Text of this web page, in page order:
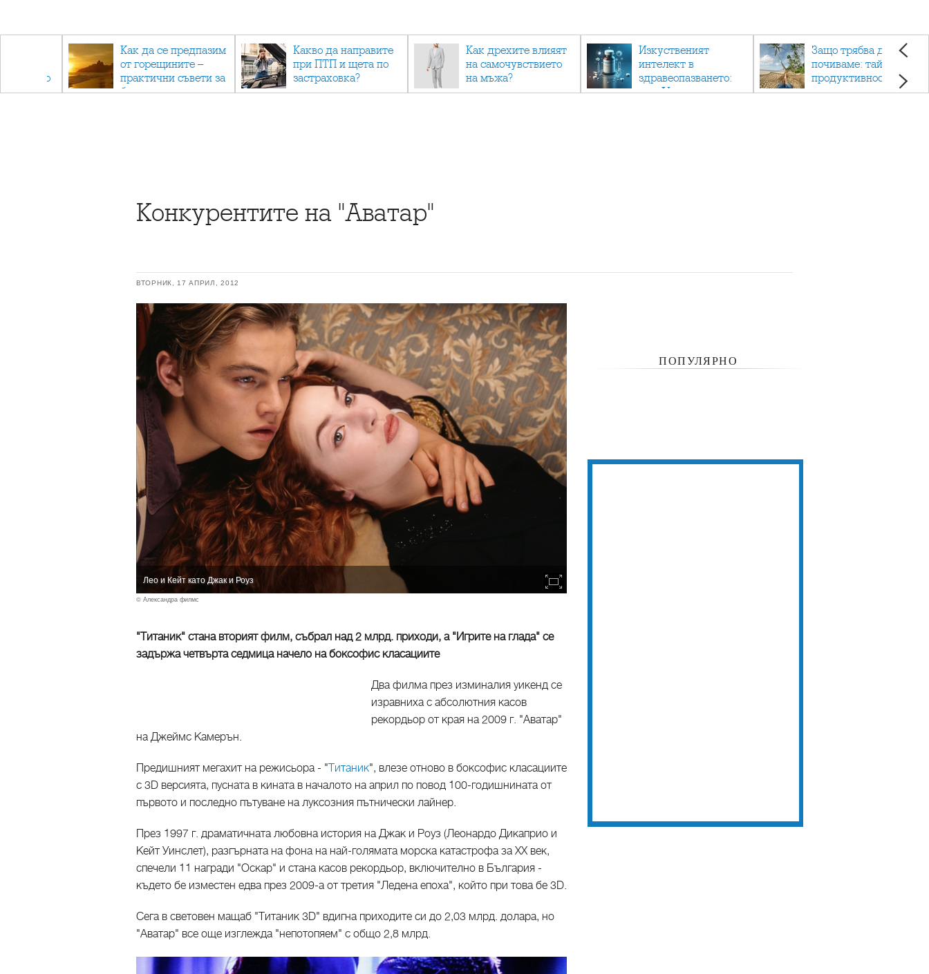
отново
Как да се предпазим
от горещините –
практични съвети за
безопасно лято
Какво да направите
при ПТП и щета по
застраховка?
Как дрехите влияят
на самочувствието
на мъжа?
Изкуственият
интелект в
здравеопазването:
как AI променя
Защо трябва да си
почиваме: тайната на
продуктивността,
здравето и добрия
Конкурентите на "Аватар"
ВТОРНИК, 17 АПРИЛ, 2012
Лео и Кейт като Джак и Роуз
© Александра филмс
"Титаник" стана вторият филм, събрал над 2 млрд. приходи, а "Игрите на глада" се
задържа четвърта седмица начело на боксофис класациите
Два филма през изминалия уикенд се
изравниха с абсолютния касов
рекордьор от края на 2009 г. "Аватар"
на Джеймс Камерън.
Предишният мегахит на режисьора - "Титаник", влезе отново в боксофис класациите
с 3D версията, пусната в кината в началото на април по повод 100-годишнината от
първото и последно пътуване на луксозния пътнически лайнер.
През 1997 г. драматичната любовна история на Джак и Роуз (Леонардо Дикаприо и
Кейт Уинслет), разгърната на фона на най-голямата морска катастрофа за ХХ век,
спечели 11 награди "Оскар" и стана касов рекордьор, включително в България -
където бе изместен едва през 2009-а от третия "Ледена епоха", който при това бе 3D.
Сега в световен мащаб "Титаник 3D" вдигна приходите си до 2,03 млрд. долара, но
"Аватар" все още изглежда "непотопяем" с общо 2,8 млрд.
ПОПУЛЯРНО